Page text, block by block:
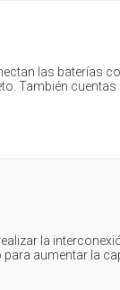
las baterías
También cuentas
la
aumentar la